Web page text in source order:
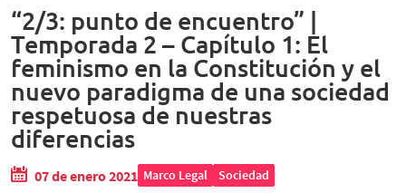
“2/3: punto de encuentro” |
Temporada 2 – Capítulo 1: El
feminismo en la Constitución y el
nuevo paradigma de una sociedad
respetuosa de nuestras
diferencias
07 de enero 2021 Marco Legal Sociedad